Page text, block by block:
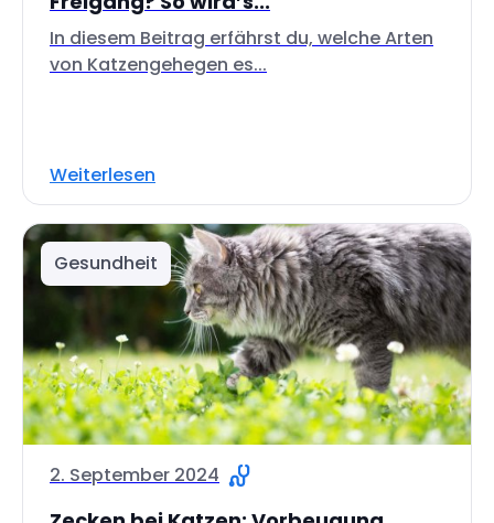
In diesem Beitrag erfährst du, welche Arten
von Katzengehegen es...
Weiterlesen
Gesundheit
2. September 2024